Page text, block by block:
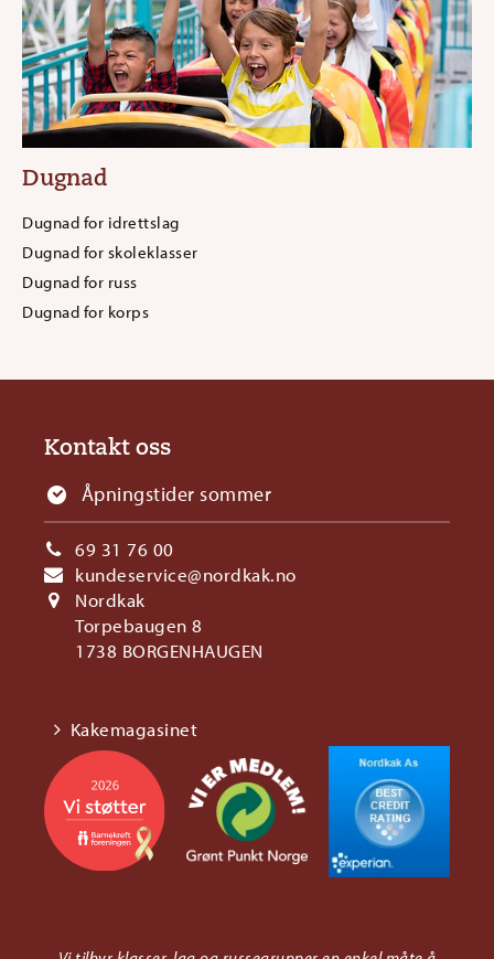
Dugnad
Dugnad for idrettslag
Dugnad for skoleklasser
Dugnad for russ
Dugnad for korps
Kontakt oss
Åpningstider sommer
Kakemagasinet
69 31 76 00
kundeservice@nordkak.no
Nordkak
Torpebaugen 8
1738 BORGENHAUGEN